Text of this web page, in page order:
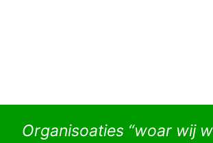
Organisoaties “woar wij